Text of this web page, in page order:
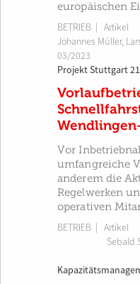
europäischen
BETRIEB | Artikel
Johannes Müller,
03/2023
Projekt Stuttgart 21
Vor
umfangreiche
anderem die
Regelwerken
operativen
BETRIEB | Artikel
Sebald